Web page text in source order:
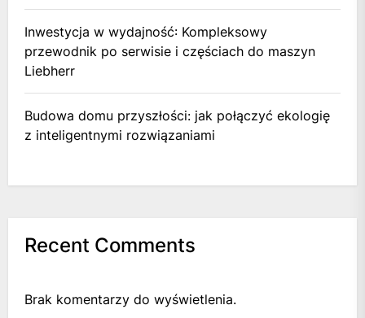
Inwestycja w wydajność: Kompleksowy
przewodnik po serwisie i częściach do maszyn
Liebherr
Budowa domu przyszłości: jak połączyć ekologię
z inteligentnymi rozwiązaniami
Recent Comments
Brak komentarzy do wyświetlenia.